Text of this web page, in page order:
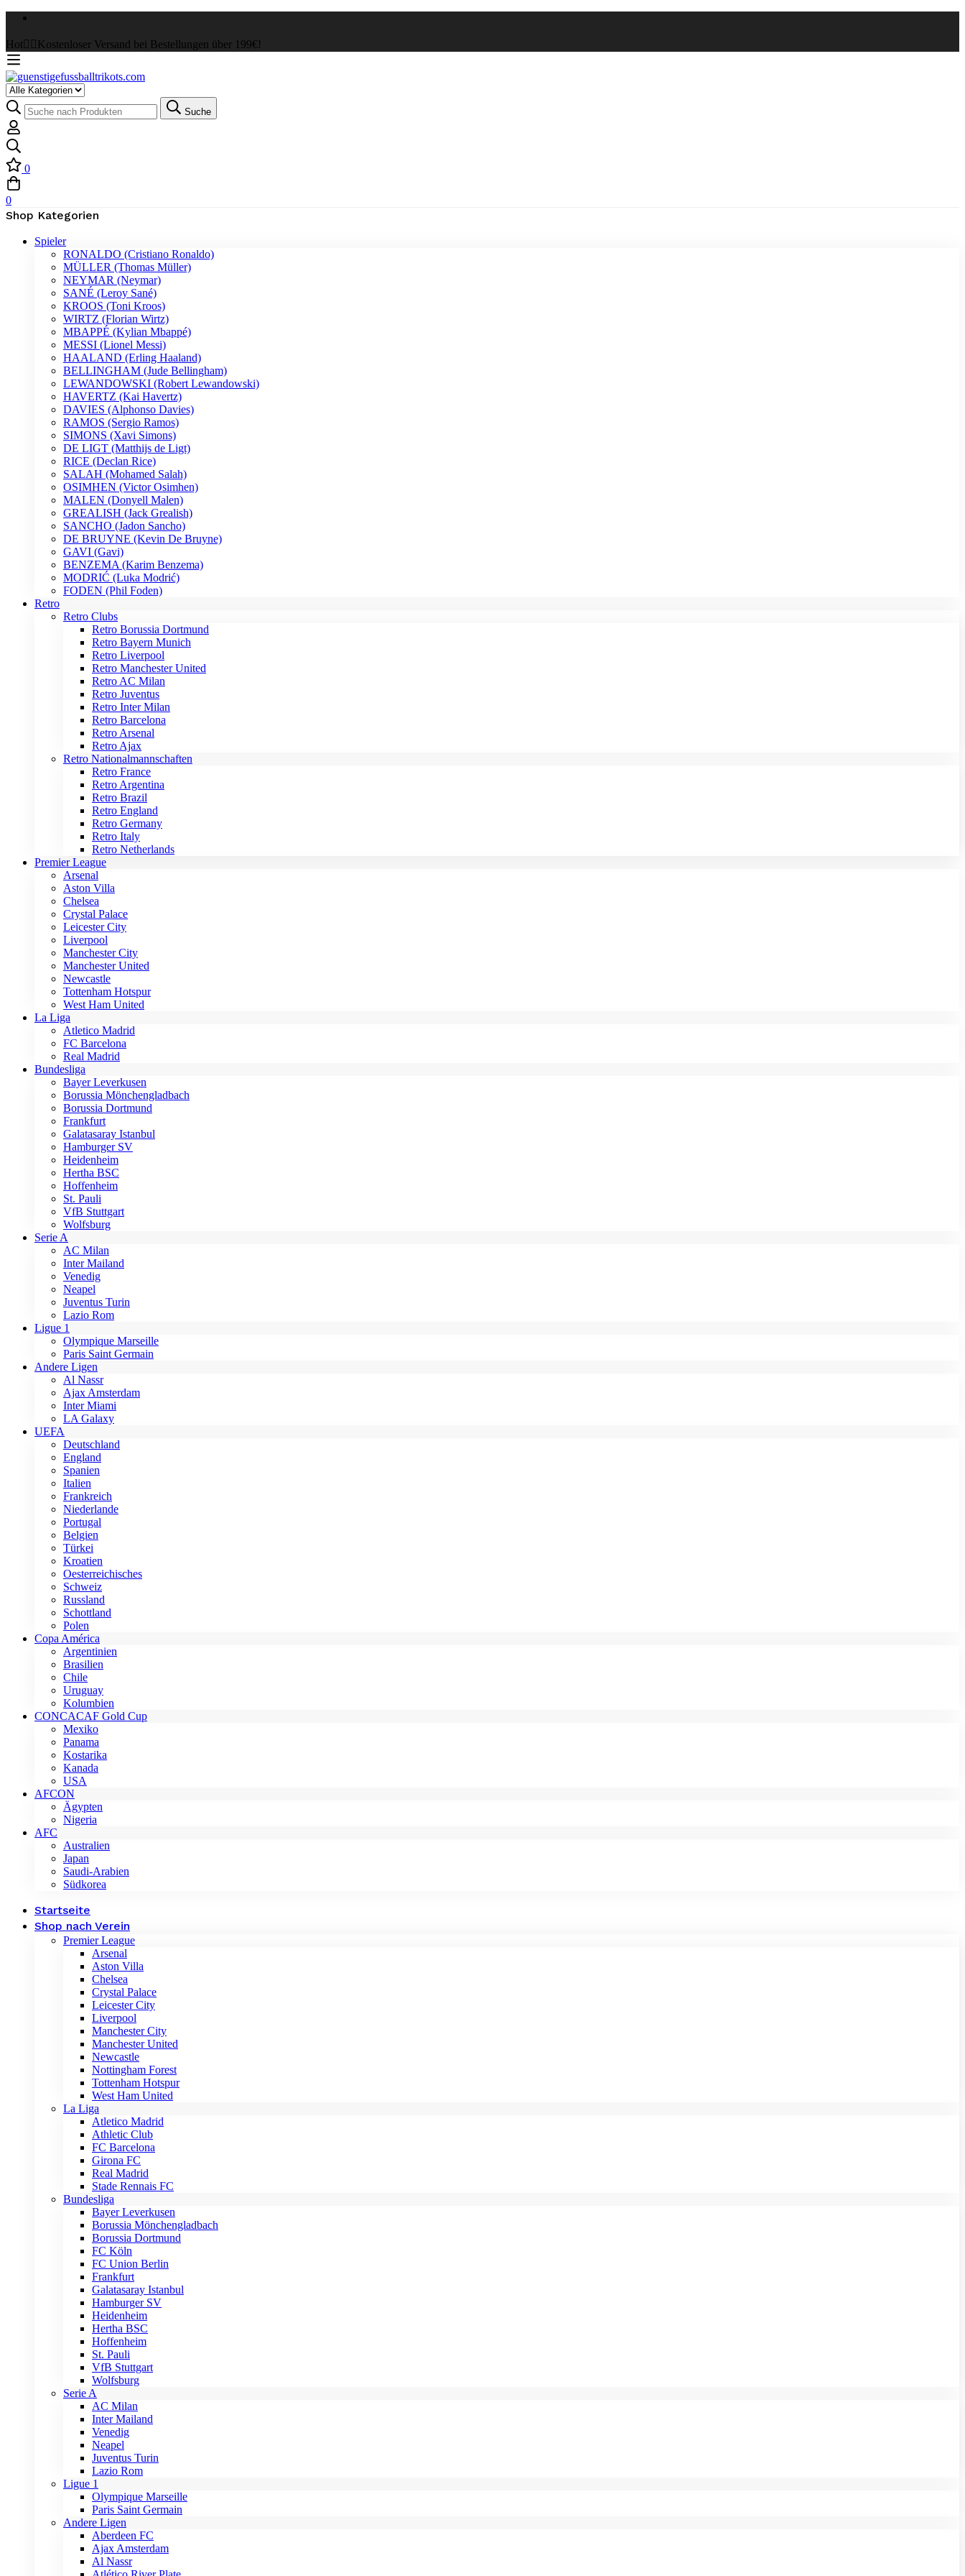
Hot ✌🏼Kostenloser Versand bei Bestellungen über 199€!
Select
a
Category
Suche
nach:
Suche
0
0
Shop Kategorien
Spieler
RONALDO (Cristiano Ronaldo)
MÜLLER (Thomas Müller)
NEYMAR (Neymar)
SANÉ (Leroy Sané)
KROOS (Toni Kroos)
WIRTZ (Florian Wirtz)
MBAPPÉ (Kylian Mbappé)
MESSI (Lionel Messi)
HAALAND (Erling Haaland)
BELLINGHAM (Jude Bellingham)
LEWANDOWSKI (Robert Lewandowski)
HAVERTZ (Kai Havertz)
DAVIES (Alphonso Davies)
RAMOS (Sergio Ramos)
SIMONS (Xavi Simons)
DE LIGT (Matthijs de Ligt)
RICE (Declan Rice)
SALAH (Mohamed Salah)
OSIMHEN (Victor Osimhen)
MALEN (Donyell Malen)
GREALISH (Jack Grealish)
SANCHO (Jadon Sancho)
DE BRUYNE (Kevin De Bruyne)
GAVI (Gavi)
BENZEMA (Karim Benzema)
MODRIĆ (Luka Modrić)
FODEN (Phil Foden)
Retro
Retro Clubs
Retro Borussia Dortmund
Retro Bayern Munich
Retro Liverpool
Retro Manchester United
Retro AC Milan
Retro Juventus
Retro Inter Milan
Retro Barcelona
Retro Arsenal
Retro Ajax
Retro Nationalmannschaften
Retro France
Retro Argentina
Retro Brazil
Retro England
Retro Germany
Retro Italy
Retro Netherlands
Premier League
Arsenal
Aston Villa
Chelsea
Crystal Palace
Leicester City
Liverpool
Manchester City
Manchester United
Newcastle
Tottenham Hotspur
West Ham United
La Liga
Atletico Madrid
FC Barcelona
Real Madrid
Bundesliga
Bayer Leverkusen
Borussia Mönchengladbach
Borussia Dortmund
Frankfurt
Galatasaray Istanbul
Hamburger SV
Heidenheim
Hertha BSC
Hoffenheim
St. Pauli
VfB Stuttgart
Wolfsburg
Serie A
AC Milan
Inter Mailand
Venedig
Neapel
Juventus Turin
Lazio Rom
Ligue 1
Olympique Marseille
Paris Saint Germain
Andere Ligen
Al Nassr
Ajax Amsterdam
Inter Miami
LA Galaxy
UEFA
Deutschland
England
Spanien
Italien
Frankreich
Niederlande
Portugal
Belgien
Türkei
Kroatien
Oesterreichisches
Schweiz
Russland
Schottland
Polen
Copa América
Argentinien
Brasilien
Chile
Uruguay
Kolumbien
CONCACAF Gold Cup
Mexiko
Panama
Kostarika
Kanada
USA
AFCON
Ägypten
Nigeria
AFC
Australien
Japan
Saudi-Arabien
Südkorea
Startseite
Shop nach Verein
Premier League
Arsenal
Aston Villa
Chelsea
Crystal Palace
Leicester City
Liverpool
Manchester City
Manchester United
Newcastle
Nottingham Forest
Tottenham Hotspur
West Ham United
La Liga
Atletico Madrid
Athletic Club
FC Barcelona
Girona FC
Real Madrid
Stade Rennais FC
Bundesliga
Bayer Leverkusen
Borussia Mönchengladbach
Borussia Dortmund
FC Köln
FC Union Berlin
Frankfurt
Galatasaray Istanbul
Hamburger SV
Heidenheim
Hertha BSC
Hoffenheim
St. Pauli
VfB Stuttgart
Wolfsburg
Serie A
AC Milan
Inter Mailand
Venedig
Neapel
Juventus Turin
Lazio Rom
Ligue 1
Olympique Marseille
Paris Saint Germain
Andere Ligen
Aberdeen FC
Ajax Amsterdam
Al Nassr